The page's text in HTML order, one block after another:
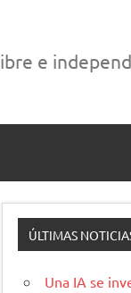
e
ÚLTIMAS
Una IA se